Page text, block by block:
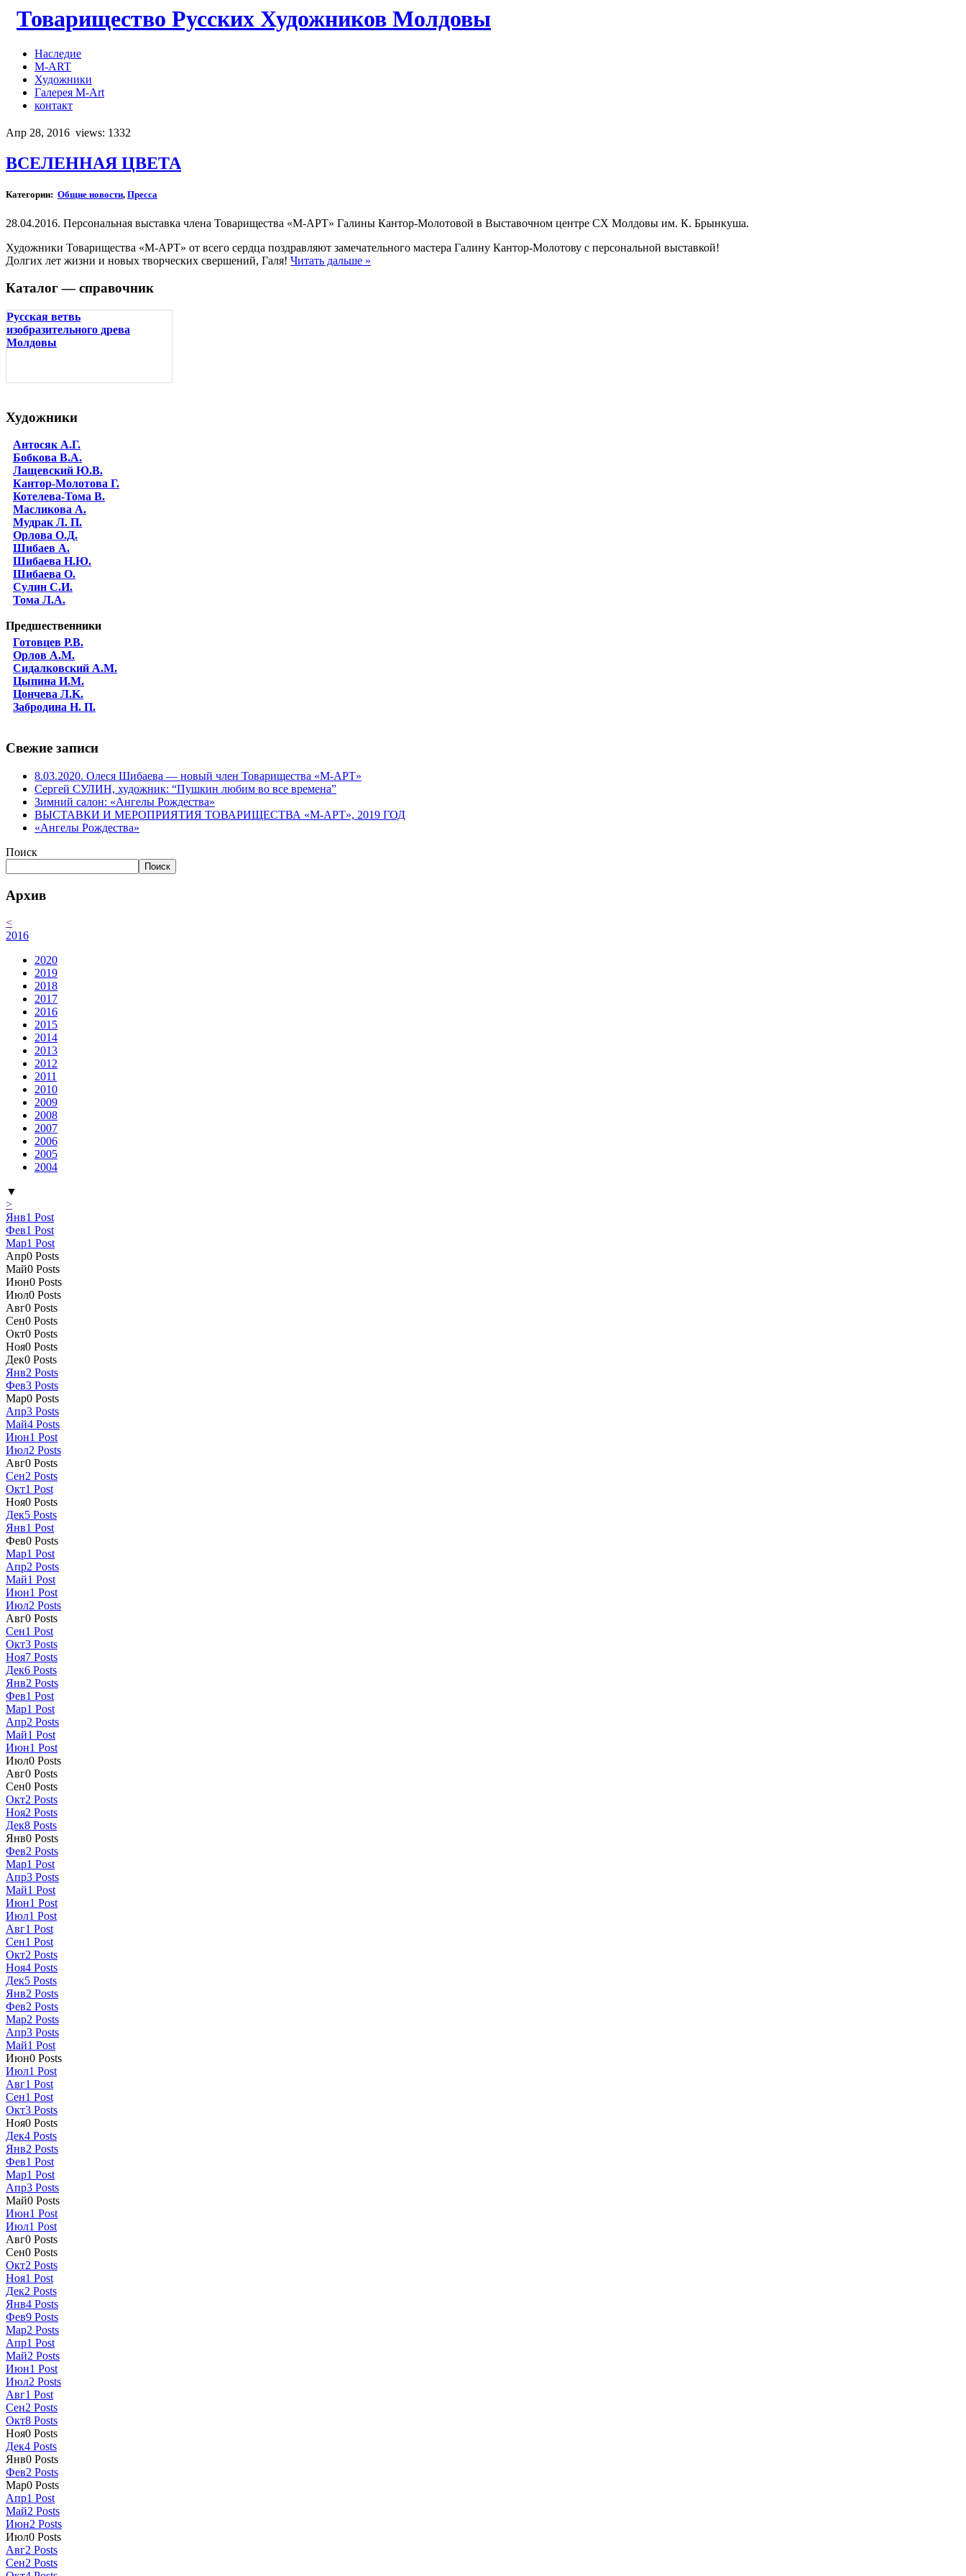
Товарищество Русских Художников Молдовы
Наследие
M-ART
Художники
Галерея M-Art
контакт
Апр 28, 2016 views: 1332
ВСЕЛЕННАЯ ЦВЕТА
Категории: Общие новости, Пресса
28.04.2016. Персональная выставка члена Товарищества «М-АРТ» Галины Кантор-Молотовой в Выставочном центре СХ Молдовы им. К. Брынкуша.
Художники Товарищества «М-АРТ» от всего сердца поздравляют замечательного мастера Галину Кантор-Молотову с персональной выставкой!
Долгих лет жизни и новых творческих свершений, Галя! Читать дальше »
Каталог — справочник
Русская ветвь
изобразительного древа
Молдовы
Художники
Антосяк А.Г.
Бобкова В.А.
Лащевский Ю.В.
Кантор-Молотова Г.
Котелева-Тома В.
Масликова А.
Мудрак Л. П.
Орлова О.Д.
Шибаев А.
Шибаева Н.Ю.
Шибаева O.
Сулин С.И.
Тома Л.А.
Предшественники
Готовцев Р.В.
Орлов А.М.
Сидалковский А.М.
Цыпина И.М.
Цончева Л.K.
Забродина Н. П.
Свежие записи
8.03.2020. Олеся Шибаева — новый член Товарищества «М-АРТ»
Сергей СУЛИН, художник: “Пушкин любим во все времена”
Зимний салон: «Ангелы Рождества»
ВЫСТАВКИ И МЕРОПРИЯТИЯ ТОВАРИЩЕСТВА «М-АРТ», 2019 ГОД
«Ангелы Рождества»
Поиск
Поиск
Архив
<
2016
2020
2019
2018
2017
2016
2015
2014
2013
2012
2011
2010
2009
2008
2007
2006
2005
2004
▼
>
Янв1 Post
Фев1 Post
Мар1 Post
Апр0 Posts
Май0 Posts
Июн0 Posts
Июл0 Posts
Авг0 Posts
Сен0 Posts
Окт0 Posts
Ноя0 Posts
Дек0 Posts
Янв2 Posts
Фев3 Posts
Мар0 Posts
Апр3 Posts
Май4 Posts
Июн1 Post
Июл2 Posts
Авг0 Posts
Сен2 Posts
Окт1 Post
Ноя0 Posts
Дек5 Posts
Янв1 Post
Фев0 Posts
Мар1 Post
Апр2 Posts
Май1 Post
Июн1 Post
Июл2 Posts
Авг0 Posts
Сен1 Post
Окт3 Posts
Ноя7 Posts
Дек6 Posts
Янв2 Posts
Фев1 Post
Мар1 Post
Апр2 Posts
Май1 Post
Июн1 Post
Июл0 Posts
Авг0 Posts
Сен0 Posts
Окт2 Posts
Ноя2 Posts
Дек8 Posts
Янв0 Posts
Фев2 Posts
Мар1 Post
Апр3 Posts
Май1 Post
Июн1 Post
Июл1 Post
Авг1 Post
Сен1 Post
Окт2 Posts
Ноя4 Posts
Дек5 Posts
Янв2 Posts
Фев2 Posts
Мар2 Posts
Апр3 Posts
Май1 Post
Июн0 Posts
Июл1 Post
Авг1 Post
Сен1 Post
Окт3 Posts
Ноя0 Posts
Дек4 Posts
Янв2 Posts
Фев1 Post
Мар1 Post
Апр3 Posts
Май0 Posts
Июн1 Post
Июл1 Post
Авг0 Posts
Сен0 Posts
Окт2 Posts
Ноя1 Post
Дек2 Posts
Янв4 Posts
Фев9 Posts
Мар2 Posts
Апр1 Post
Май2 Posts
Июн1 Post
Июл2 Posts
Авг1 Post
Сен2 Posts
Окт8 Posts
Ноя0 Posts
Дек4 Posts
Янв0 Posts
Фев2 Posts
Мар0 Posts
Апр1 Post
Май2 Posts
Июн2 Posts
Июл0 Posts
Авг2 Posts
Сен2 Posts